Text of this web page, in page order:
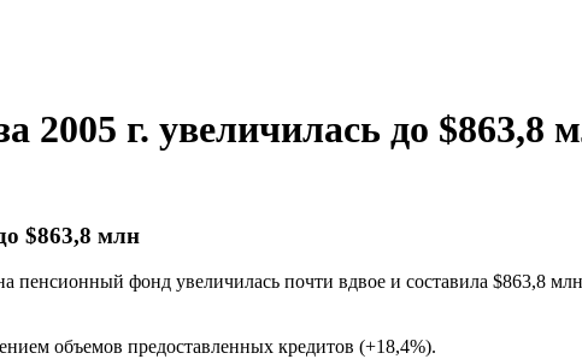
г. увеличилась до $863,8
$863,8 млн
пенсионный фонд увеличилась почти вдвое и составила $863,8
объемов предоставленных кредитов (+18,4%).